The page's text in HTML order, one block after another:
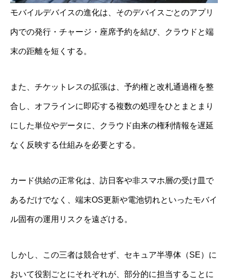
モバイルデバイスの進化は、そのデバイスごとのアプリ
内での発行・チャージ・座席予約を結び、クラウドと端
末の距離を短くする。
また、チケットレスの拡張は、予約権と改札通過権を整
合し、オフラインに即応する複数の処理をひとまとまり
にした単位やデータに、クラウド由来の権利情報を遅延
なく反映する仕組みを必要とする。
カード供給の正常化は、訪日客や非スマホ層の受け皿で
あるだけでなく、端末OS更新や電池切れといったモバイ
ル固有の運用リスクを遠ざける。
しかし、この三者は競合せず、セキュア半導体（SE）に
おいて役割ごとにそれぞれが、部分的に担当することに